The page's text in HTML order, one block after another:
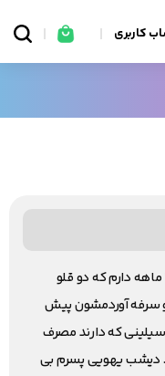
کاربری
سلام، من یک دختر و یک پسر یک سال و ۴ ماهه دارم که دو قلو
و سرفه آوردمشون پیش
که دارند مصرف
دیشب یهویی پسرم بی